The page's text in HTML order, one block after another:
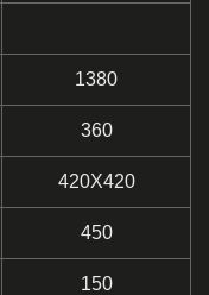
1380
360
420X420
450
150